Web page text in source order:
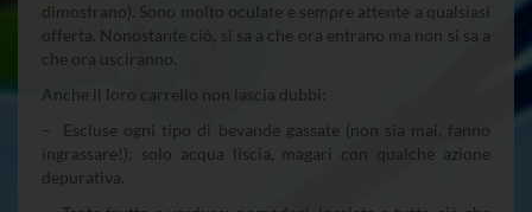
dimostrano). Sono molto oculate e sempre attente a qualsiasi
offerta. Nonostante ciò, si sa a che ora entrano ma non si sa a
che ora usciranno.
Anche il loro carrello non lascia dubbi:
– Escluse ogni tipo di bevande gassate (non sia mai, fanno
ingrassare!); solo acqua liscia, magari con qualche azione
depurativa.